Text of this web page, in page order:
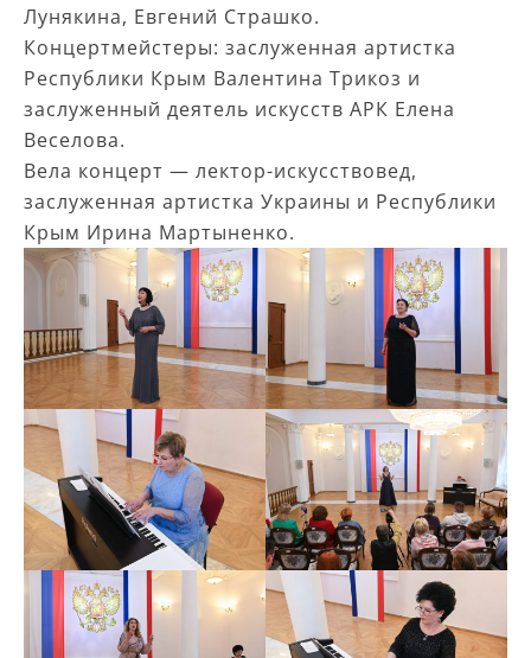
Лунякина, Евгений Страшко.
Концертмейстеры: заслуженная артистка
Республики Крым Валентина Трикоз и
заслуженный деятель искусств АРК Елена
Веселова.
Вела концерт — лектор-искусствовед,
заслуженная артистка Украины и Республики
Крым Ирина Мартыненко.